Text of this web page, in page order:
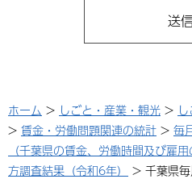
ホーム > しごと・産業・観光 >
> 賃金・労働問題関連の統計 > 毎
（千葉県の賃金、労働時間及び雇用
方調査結果（令和6年）
> 千葉県